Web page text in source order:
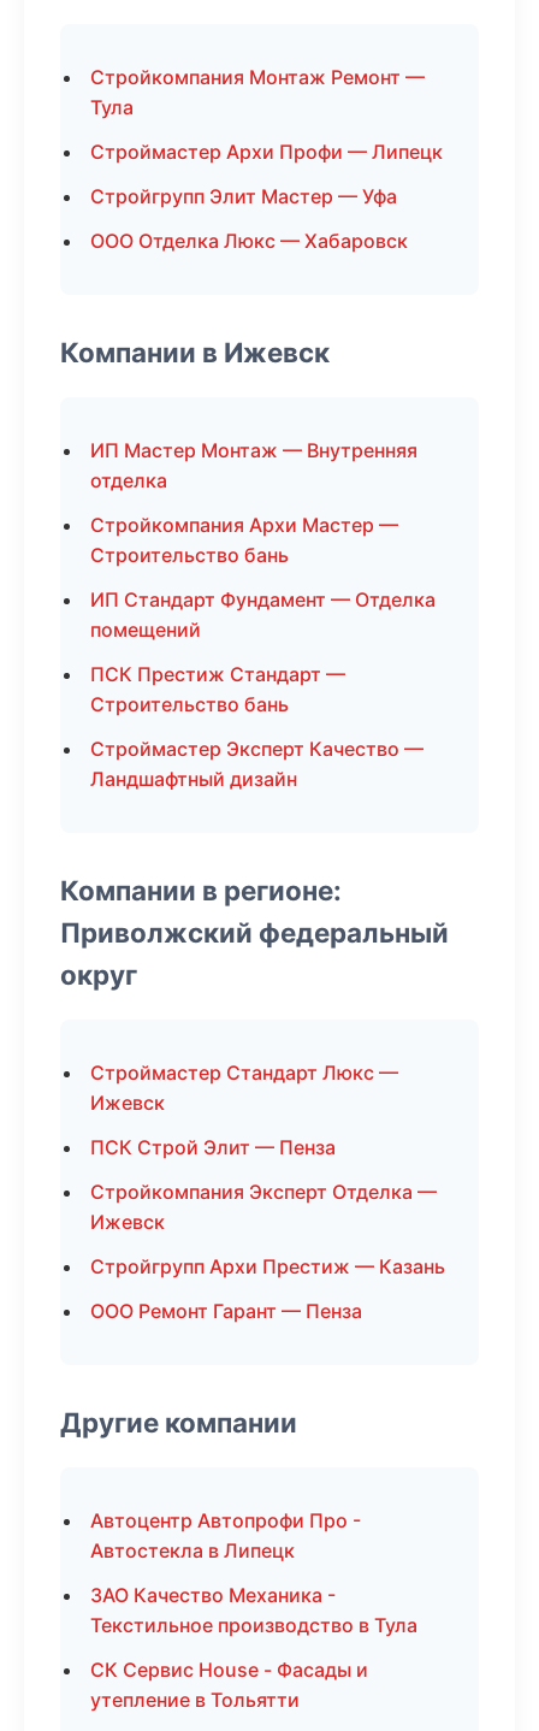
Стройкомпания Монтаж Ремонт —
Тула
Строймастер Архи Профи — Липецк
Стройгрупп Элит Мастер — Уфа
ООО Отделка Люкс — Хабаровск
Компании в Ижевск
ИП Мастер Монтаж — Внутренняя
отделка
Стройкомпания Архи Мастер —
Строительство бань
ИП Стандарт Фундамент — Отделка
помещений
ПСК Престиж Стандарт —
Строительство бань
Строймастер Эксперт Качество —
Ландшафтный дизайн
Компании в регионе:
Приволжский федеральный
округ
Строймастер Стандарт Люкс —
Ижевск
ПСК Строй Элит — Пенза
Стройкомпания Эксперт Отделка —
Ижевск
Стройгрупп Архи Престиж — Казань
ООО Ремонт Гарант — Пенза
Другие компании
Автоцентр Автопрофи Про -
Автостекла в Липецк
ЗАО Качество Механика -
Текстильное производство в Тула
СК Сервис House - Фасады и
утепление в Тольятти